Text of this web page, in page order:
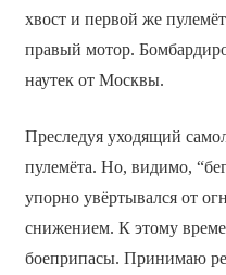
хвост и первой же
правый мотор.
наутек от Москвы.
Преследуя уходящий
пулемёта. Но, видимо,
упорно увёртывался от
снижением. К этому
боеприпасы. Принимаю